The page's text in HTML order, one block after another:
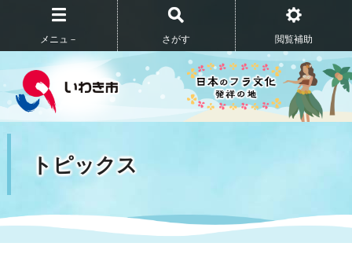
メニュ－ さがす 閲覧補助
トピックス